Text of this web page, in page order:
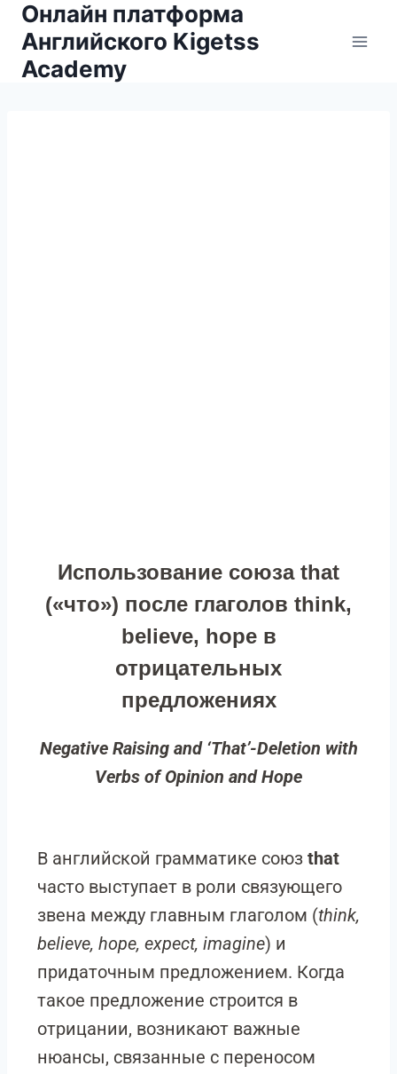
Онлайн платформа
Английского Kigetss
Academy
Использование союза that
(«что») после глаголов think,
believe, hope в
отрицательных
предложениях
Negative Raising and ‘That’-Deletion with
Verbs of Opinion and Hope
В английской грамматике союз that
часто выступает в роли связующего
звена между главным глаголом (think,
believe, hope, expect, imagine) и
придаточным предложением. Когда
такое предложение строится в
отрицании, возникают важные
нюансы, связанные с переносом